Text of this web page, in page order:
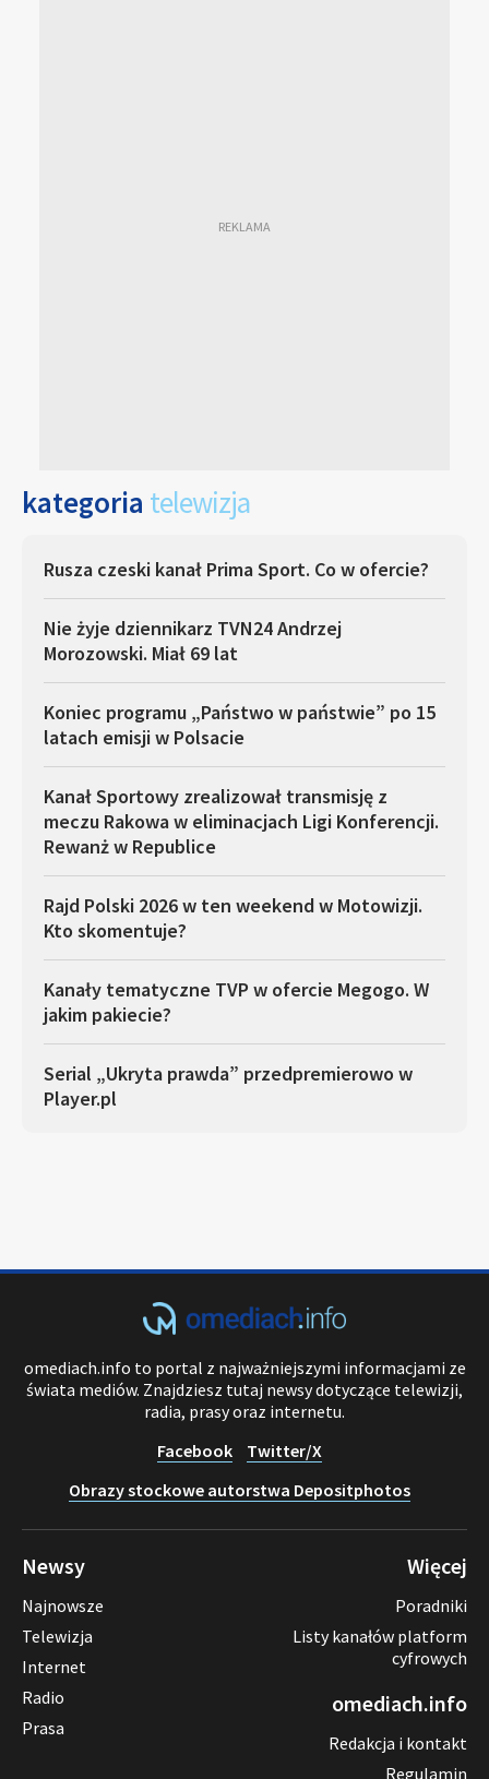
kategoria telewizja
Rusza czeski kanał Prima Sport. Co w ofercie?
Nie żyje dziennikarz TVN24 Andrzej
Morozowski. Miał 69 lat
Koniec programu „Państwo w państwie” po 15
latach emisji w Polsacie
Kanał Sportowy zrealizował transmisję z
meczu Rakowa w eliminacjach Ligi Konferencji.
Rewanż w Republice
Rajd Polski 2026 w ten weekend w Motowizji.
Kto skomentuje?
Kanały tematyczne TVP w ofercie Megogo. W
jakim pakiecie?
Serial „Ukryta prawda” przedpremierowo w
Player.pl
omediach.info to portal z najważniejszymi informacjami ze
świata mediów. Znajdziesz tutaj newsy dotyczące telewizji,
radia, prasy oraz internetu.
Facebook
Twitter/X
Obrazy stockowe autorstwa Depositphotos
Newsy
Najnowsze
Telewizja
Internet
Radio
Prasa
Więcej
Poradniki
Listy kanałów platform
cyfrowych
omediach.info
Redakcja i kontakt
Regulamin